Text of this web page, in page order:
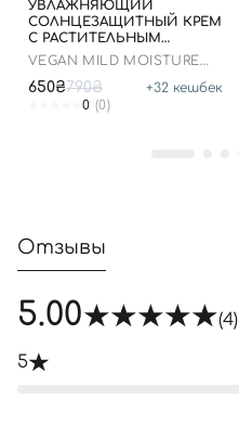
УВЛАЖНЯЮЩИЙ
СОЛНЦЕЗАЩИТНЫЙ КРЕМ
С РАСТИТЕЛЬНЫМ
СКВАЛАНОМ, 50 МЛ
VEGAN MILD MOISTURE
650₴790₴ +32 кешбек
0 (0)
Отзывы
5.00 (4)
5